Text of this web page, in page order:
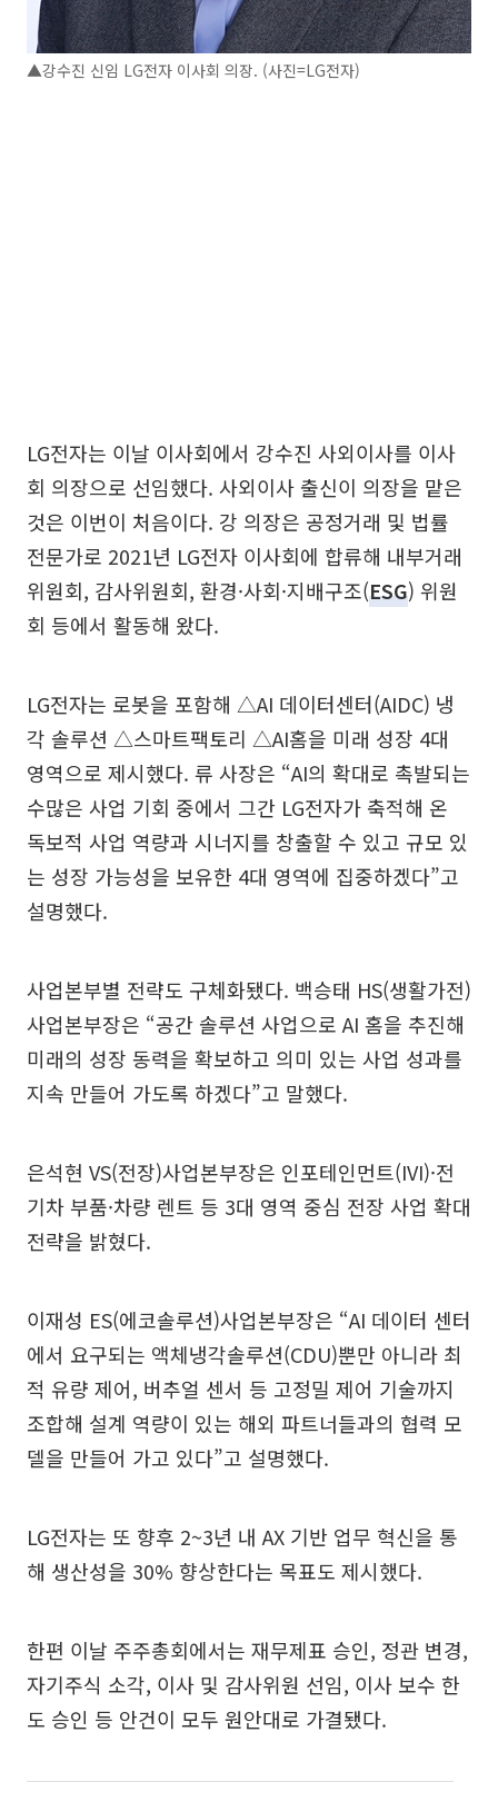
▲강수진 신임 LG전자 이사회 의장. (사진=LG전자)
LG전자는 이날 이사회에서 강수진 사외이사를 이사
회 의장으로 선임했다. 사외이사 출신이 의장을 맡은
것은 이번이 처음이다. 강 의장은 공정거래 및 법률
전문가로 2021년 LG전자 이사회에 합류해 내부거래
위원회, 감사위원회, 환경·사회·지배구조(ESG) 위원
회 등에서 활동해 왔다.
LG전자는 로봇을 포함해 △AI 데이터센터(AIDC) 냉
각 솔루션 △스마트팩토리 △AI홈을 미래 성장 4대
영역으로 제시했다. 류 사장은 “AI의 확대로 촉발되는
수많은 사업 기회 중에서 그간 LG전자가 축적해 온
독보적 사업 역량과 시너지를 창출할 수 있고 규모 있
는 성장 가능성을 보유한 4대 영역에 집중하겠다”고
설명했다.
사업본부별 전략도 구체화됐다. 백승태 HS(생활가전)
사업본부장은 “공간 솔루션 사업으로 AI 홈을 추진해
미래의 성장 동력을 확보하고 의미 있는 사업 성과를
지속 만들어 가도록 하겠다”고 말했다.
은석현 VS(전장)사업본부장은 인포테인먼트(IVI)·전
기차 부품·차량 렌트 등 3대 영역 중심 전장 사업 확대
전략을 밝혔다.
이재성 ES(에코솔루션)사업본부장은 “AI 데이터 센터
에서 요구되는 액체냉각솔루션(CDU)뿐만 아니라 최
적 유량 제어, 버추얼 센서 등 고정밀 제어 기술까지
조합해 설계 역량이 있는 해외 파트너들과의 협력 모
델을 만들어 가고 있다”고 설명했다.
LG전자는 또 향후 2~3년 내 AX 기반 업무 혁신을 통
해 생산성을 30% 향상한다는 목표도 제시했다.
한편 이날 주주총회에서는 재무제표 승인, 정관 변경,
자기주식 소각, 이사 및 감사위원 선임, 이사 보수 한
도 승인 등 안건이 모두 원안대로 가결됐다.